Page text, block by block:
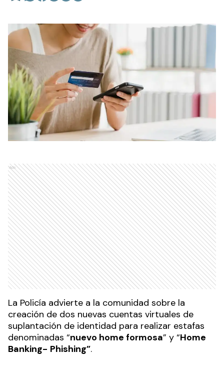
Ads
La Policía advierte a la comunidad sobre la
creación de dos nuevas cuentas virtuales de
suplantación de identidad para realizar estafas
denominadas “nuevo home formosa” y “Home
Banking- Phishing”.